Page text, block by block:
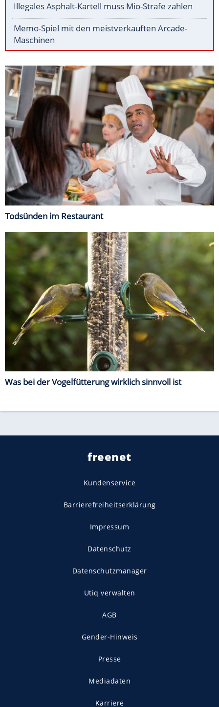
Illegales Asphalt-Kartell muss Mio-Strafe zahlen
Memo-Spiel mit den meistverkauften Arcade-
Maschinen
Todsünden im Restaurant
Was bei der Vogelfütterung wirklich sinnvoll ist
freenet
Kundenservice
Barrierefreiheitserklärung
Impressum
Datenschutz
Datenschutzmanager
Utiq verwalten
AGB
Gender-Hinweis
Presse
Mediadaten
Karriere